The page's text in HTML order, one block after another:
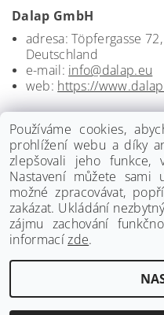
Dalap GmbH
adresa: Töpfergasse
Deutschland
e-mail: info@dalap.eu
web: https://
www.palmat.cz
2026 ©Palmat.cz, všechna
Používáme cookies,
prohlížení webu a díky
zlepšovali jeho funkce,
Nastavení můžete sami
možné zpracovávat,
zakázat. Ukládání
zájmu zachování
informacízde.